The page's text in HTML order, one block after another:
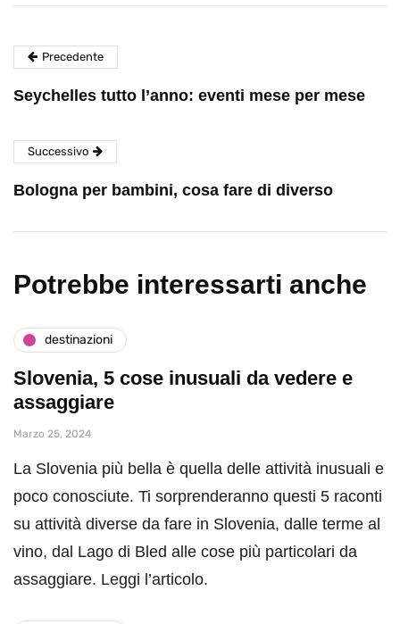
Precedente
Seychelles tutto l’anno: eventi mese per mese
Successivo
Bologna per bambini, cosa fare di diverso
Potrebbe interessarti anche
destinazioni
Slovenia, 5 cose inusuali da vedere e
assaggiare
Marzo 25, 2024
La Slovenia più bella è quella delle attività inusuali e
poco conosciute. Ti sorprenderanno questi 5 raconti
su attività diverse da fare in Slovenia, dalle terme al
vino, dal Lago di Bled alle cose più particolari da
assaggiare. Leggi l’articolo.